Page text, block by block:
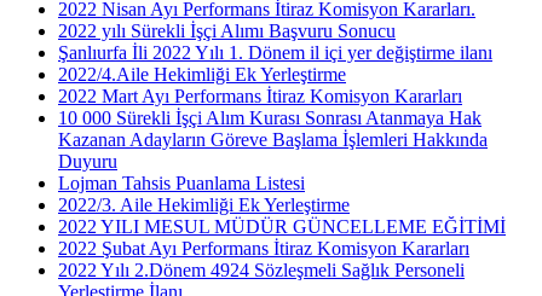
2022 Nisan Ayı Performans İtiraz Komisyon Kararları.
2022 yılı Sürekli İşçi Alımı Başvuru Sonucu
Şanlıurfa İli 2022 Yılı 1. Dönem il içi yer değiştirme ilanı
2022/4.Aile Hekimliği Ek Yerleştirme
2022 Mart Ayı Performans İtiraz Komisyon Kararları
10 000 Sürekli İşçi Alım Kurası Sonrası Atanmaya Hak
Kazanan Adayların Göreve Başlama İşlemleri Hakkında
Duyuru
Lojman Tahsis Puanlama Listesi
2022/3. Aile Hekimliği Ek Yerleştirme
2022 YILI MESUL MÜDÜR GÜNCELLEME EĞİTİMİ
2022 Şubat Ayı Performans İtiraz Komisyon Kararları
2022 Yılı 2.Dönem 4924 Sözleşmeli Sağlık Personeli
Yerleştirme İlanı